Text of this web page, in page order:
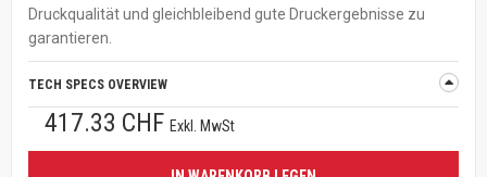
Druckqualität und gleichbleibend gute Druckergebnisse zu
garantieren.
TECH SPECS OVERVIEW
417.33 CHF Exkl. MwSt